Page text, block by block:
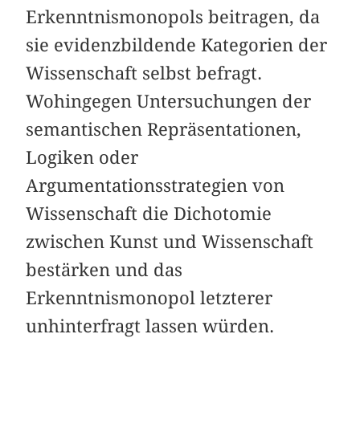
Erkenntnismonopols beitragen, da
sie evidenzbildende Kategorien der
Wissenschaft selbst befragt.
Wohingegen Untersuchungen der
semantischen Repräsentationen,
Logiken oder
Argumentationsstrategien von
Wissenschaft die Dichotomie
zwischen Kunst und Wissenschaft
bestärken und das
Erkenntnismonopol letzterer
unhinterfragt lassen würden.